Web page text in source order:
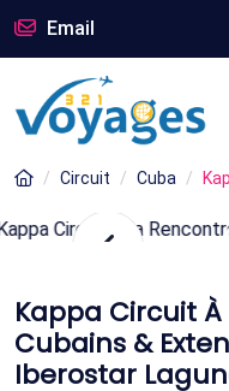
Email
Circuit Cuba
Kappa Circuit
Cubains &
Iberostar